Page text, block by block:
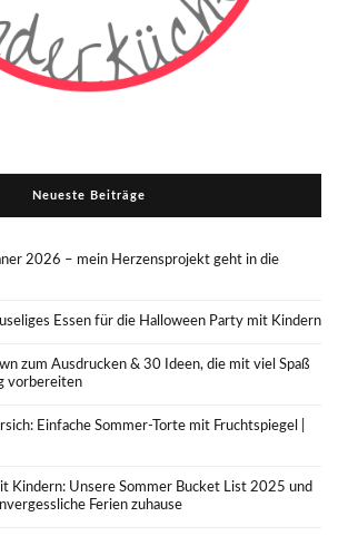
Neueste Beiträge
2026 – mein Herzensprojekt geht in die
Essen für die Halloween Party mit Kindern
zum Ausdrucken & 30 Ideen, die mit viel Spaß
vorbereiten
Einfache Sommer-Torte mit Fruchtspiegel |
Kindern: Unsere Sommer Bucket List 2025 und
Ferien zuhause